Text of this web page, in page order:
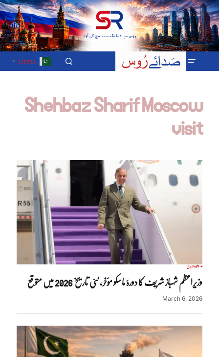
Urdu
▼
Shehbaz Sharif Moscow
visit
تازہ ترین
وزیراعظم شہباز شریف کا دورۂ ماسکو مؤخر، نئی تاریخ 2026 میں متوقع
March 6, 2026